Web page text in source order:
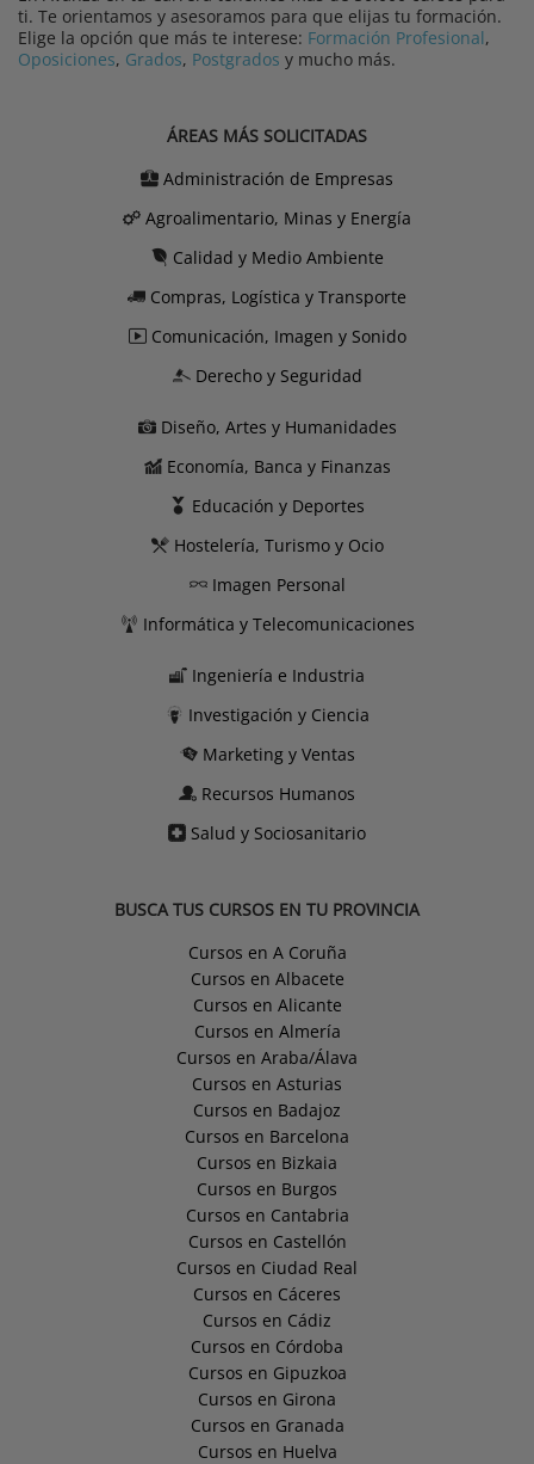
ti. Te orientamos y asesoramos para que elijas tu formación.
Elige la opción que más te interese: Formación Profesional,
Oposiciones, Grados, Postgrados y mucho más.
ÁREAS MÁS SOLICITADAS
Administración de Empresas
Agroalimentario, Minas y Energía
Calidad y Medio Ambiente
Compras, Logística y Transporte
Comunicación, Imagen y Sonido
Derecho y Seguridad
Diseño, Artes y Humanidades
Economía, Banca y Finanzas
Educación y Deportes
Hostelería, Turismo y Ocio
Imagen Personal
Informática y Telecomunicaciones
Ingeniería e Industria
Investigación y Ciencia
Marketing y Ventas
Recursos Humanos
Salud y Sociosanitario
BUSCA TUS CURSOS EN TU PROVINCIA
Cursos en A Coruña
Cursos en Albacete
Cursos en Alicante
Cursos en Almería
Cursos en Araba/Álava
Cursos en Asturias
Cursos en Badajoz
Cursos en Barcelona
Cursos en Bizkaia
Cursos en Burgos
Cursos en Cantabria
Cursos en Castellón
Cursos en Ciudad Real
Cursos en Cáceres
Cursos en Cádiz
Cursos en Córdoba
Cursos en Gipuzkoa
Cursos en Girona
Cursos en Granada
Cursos en Huelva